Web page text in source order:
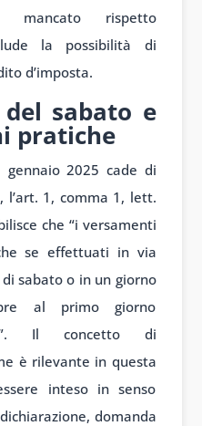
mancato rispetto
la possibilità di
d’imposta.
sabato e
pratiche
gennaio 2025 cade di
l’art. 1, comma 1, lett.
che “i versamenti
se effettuati in via
sabato o in un giorno
al primo giorno
Il concetto di
è rilevante in questa
inteso in senso
domanda